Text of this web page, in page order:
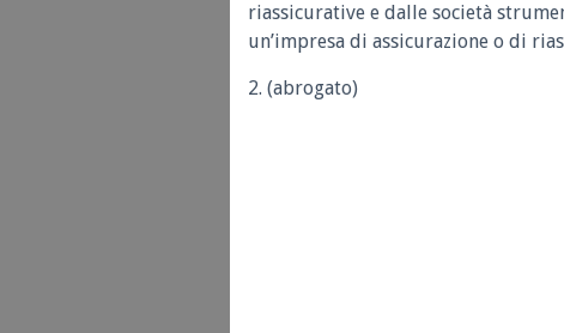
riassicurative e dalle società
un’impresa di assicurazione o di
2. (abrogato)